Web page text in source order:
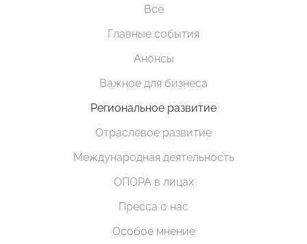
Все
Главные события
Анонсы
Важное для бизнеса
Региональное развитие
Отраслевое развитие
Международная деятельность
ОПОРА в лицах
Пресса о нас
Особое мнение